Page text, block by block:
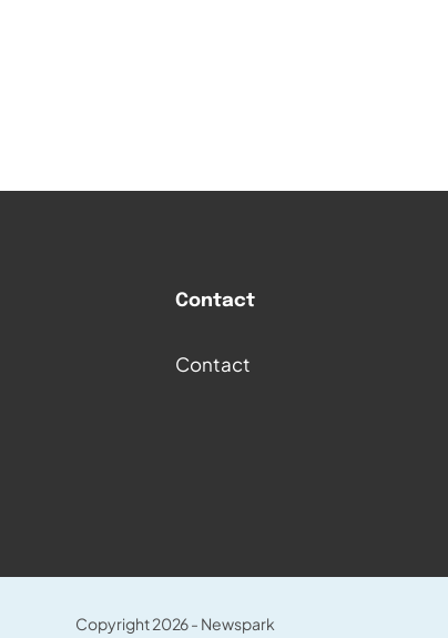
Contact
Contact
Copyright 2026 - Newspark